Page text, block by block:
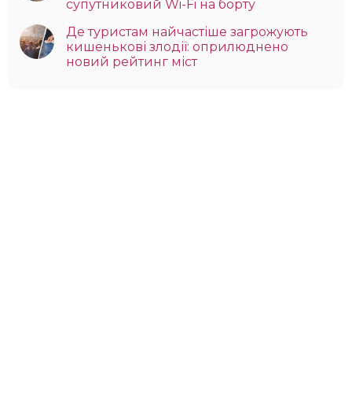
супутниковий Wi-Fi на борту
Де туристам найчастіше загрожують
кишенькові злодії: оприлюднено
новий рейтинг міст